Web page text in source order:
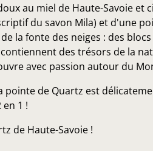
au miel de Haute-Savoie et
du savon Mila) et d'une
la fonte des neiges : des
des trésors de la
avec passion autour du
pointe de Quartz est
1 !
de Haute-Savoie !